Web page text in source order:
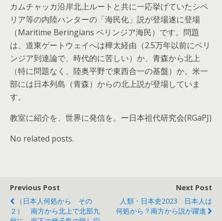
カムチャッカ沿岸北上ルートと共に一応挙げていたシベ
リア等の内陸ハンターの「海民化」説が登場遂に登場
（Maritime Beringians ベリンジア海民）です。問題
は、道東ゲートウェイへは樺太経由（2.5万年以前にベリ
ンジア到達論で、時代的に苦しい）か、青森から北上
（特に問題なく、陸奥平野で東西合一の基盤）か。米一
部には日本列島（青森）からの北上説が登場していま
す。
教室に紹介を、世界に発信を。ー日本祖代研究会(RGaPJ)
No related posts.
Previous Post
（日本人何処から その
２） 南方から北上で北部九
Next Post
人類・日本史2023 日本人は
何処から？南方から説が躍進